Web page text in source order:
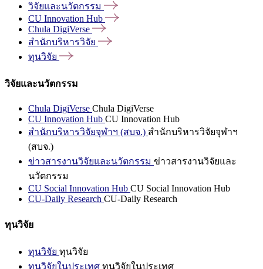
วิจัยและนวัตกรรม
CU Innovation Hub
Chula DigiVerse
สำนักบริหารวิจัย
ทุนวิจัย
วิจัยและนวัตกรรม
Chula DigiVerse Chula DigiVerse
CU Innovation Hub CU Innovation Hub
สำนักบริหารวิจัยจุฬาฯ (สบจ.) สำนักบริหารวิจัยจุฬาฯ
(สบจ.)
ข่าวสารงานวิจัยและนวัตกรรม ข่าวสารงานวิจัยและ
นวัตกรรม
CU Social Innovation Hub CU Social Innovation Hub
CU-Daily Research CU-Daily Research
ทุนวิจัย
ทุนวิจัย ทุนวิจัย
ทุนวิจัยในประเทศ ทุนวิจัยในประเทศ